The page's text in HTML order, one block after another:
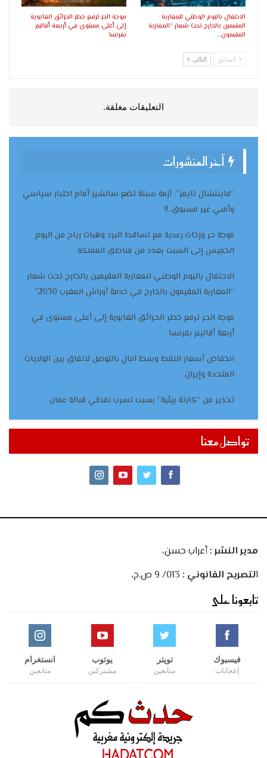
الاحتفال باليوم الوطني للمغاربة
المقيمين بالخارج تحت شعار “المغاربة
المقيمون…
موجة الحر ترفع خطر الحرائق الغابوية
إلى أعلى مستوى في أربعة أقاليم
بفرنسا
السابق التالي
التعليقات مغلقة.
آخر المنشورات
“فايننشال تايمز”: أزمة سبتة تضع سانشيز أمام اختبار سياسي
وأمني غير مسبوق..!!
موجة حر وزخات رعدية مع تساقط البرد وهبات رياح من اليوم
الخميس إلى السبت بعدد من مناطق المملكة
الاحتفال باليوم الوطني للمغاربة المقيمين بالخارج تحت شعار
“المغاربة المقيمون بالخارج في خدمة أوراش المغرب 2030”
موجة الحر ترفع خطر الحرائق الغابوية إلى أعلى مستوى في
أربعة أقاليم بفرنسا
انخفاض أسعار النفط وسط آمال بالتوصل لاتفاق بين الولايات
المتحدة وإيران
تحذير من “كارثة بيئية” بسبب تسرب نفطي قبالة عمان
تواصل معنا
مدير النشر :أعراب حسن،
التصريح القانوني :
تابعونا على
فيسبوك
إعجابات
تويتر
متابعين
يوتوب
مشتركين
انستغرام
متابعين